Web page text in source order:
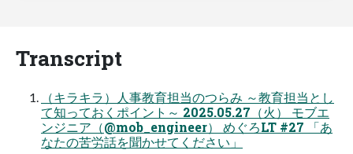
Transcript
（キラキラ）人事教育担当のつらみ ～教育担当とし
て知っておくポイント～ 2025.05.27（火） モブエ
ンジニア（@mob_engineer） めぐろLT #27 「あ
なたの苦労話を聞かせてください」